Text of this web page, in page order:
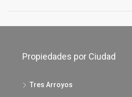
Propiedades por Ciudad
Tres Arroyos